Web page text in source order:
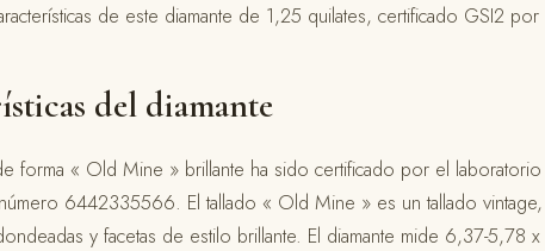
de este diamante de 1,25 quilates, certificado GSI2
del diamante
forma « Old Mine » brillante ha sido certificado por el
6442335566. El tallado « Old Mine » es un tallado vintage,
y facetas de estilo brillante. El diamante mide 6,37-5,78